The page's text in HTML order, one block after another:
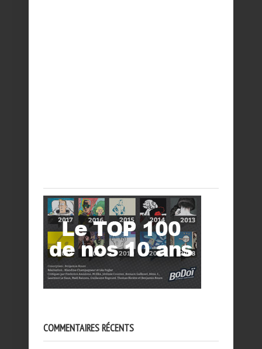
COMMENTAIRES RÉCENTS